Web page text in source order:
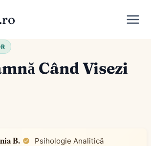
Când Visezi
B. Psihologie Analitică